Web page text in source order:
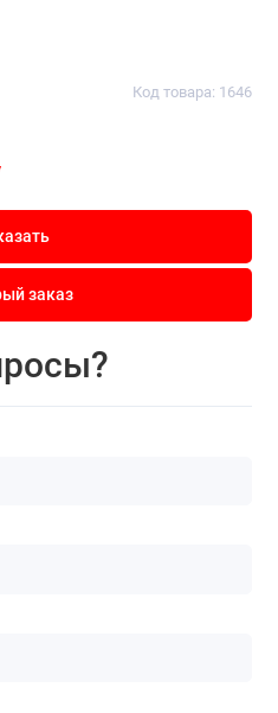
Код товара: 1646
заказ